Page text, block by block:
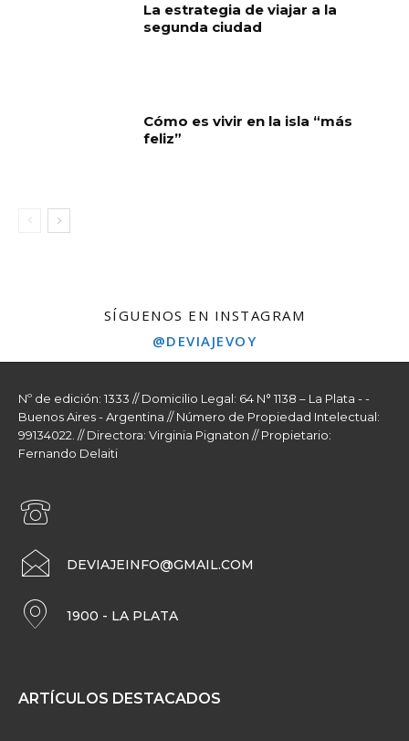
La estrategia de viajar a la
segunda ciudad
Cómo es vivir en la isla “más
feliz”
SÍGUENOS EN INSTAGRAM
@DEVIAJEVOY
Nº de edición: 1333 // Domicilio Legal: 64 N° 1138 – La Plata - -
Buenos Aires - Argentina // Número de Propiedad Intelectual:
99134022. // Directora: Virginia Pignaton // Propietario:
Fernando Delaiti
DEVIAJEINFO@GMAIL.COM
1900 - LA PLATA
ARTÍCULOS DESTACADOS